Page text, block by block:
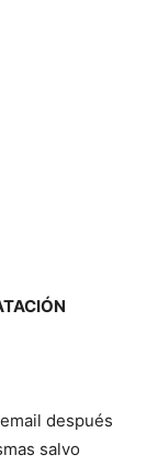
después
salvo